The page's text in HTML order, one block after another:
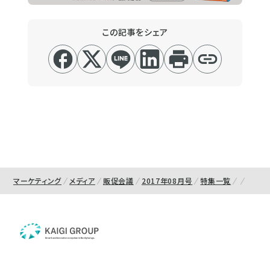
この記事をシェア
マーケティング メディア 販促会議 2017年08月号 特集一覧